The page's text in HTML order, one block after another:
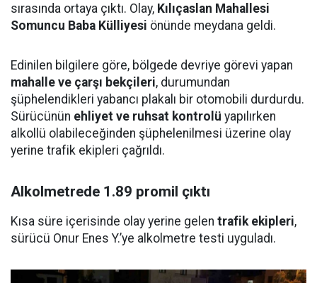
sırasında ortaya çıktı. Olay, Kılıçaslan Mahallesi
Somuncu Baba Külliyesi önünde meydana geldi.
Edinilen bilgilere göre, bölgede devriye görevi yapan
mahalle ve çarşı bekçileri, durumundan
şüphelendikleri yabancı plakalı bir otomobili durdurdu.
Sürücünün ehliyet ve ruhsat kontrolü yapılırken
alkollü olabileceğinden şüphelenilmesi üzerine olay
yerine trafik ekipleri çağrıldı.
Alkolmetrede 1.89 promil çıktı
Kısa süre içerisinde olay yerine gelen trafik ekipleri,
sürücü Onur Enes Y.’ye alkolmetre testi uyguladı.